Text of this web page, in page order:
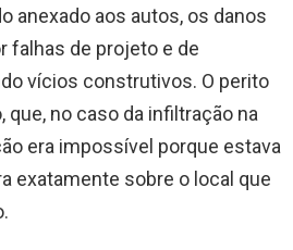
anexado aos autos, os danos
falhas de projeto e de
vícios construtivos. O perito
que, no caso da infiltração na
era impossível porque estava
exatamente sobre o local que